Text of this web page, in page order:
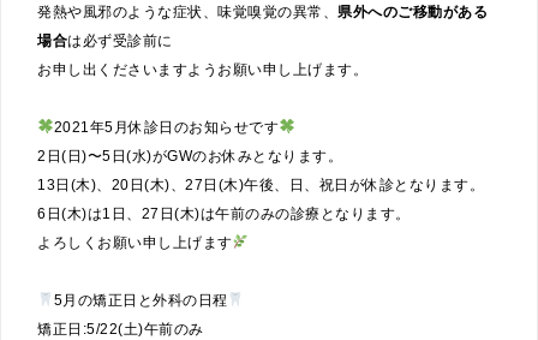
発熱や風邪のような症状、味覚嗅覚の異常、 県外へのご移動がある
場合は必ず受診前に
お申し出くださいますようお願い申し上げます。
2021年5月休診日のお知らせです
2日(日)〜5日(水)がGWのお休みとなります。
13日(木)、20日(木)、27日(木)午後、日、祝日が休診となります。
6日(木)は1日、27日(木)は午前のみの診療となります。
よろしくお願い申し上げます
5月の矯正日と外科の日程
矯正日:5/22(土)午前のみ